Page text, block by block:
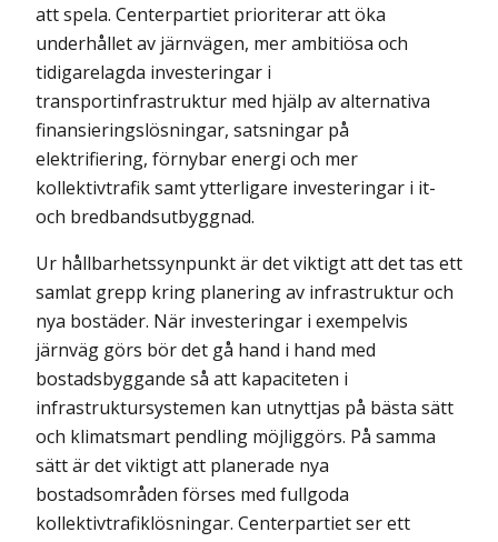
att spela. Center­partiet prioriterar att öka
underhållet av järnvägen, mer ambitiösa och
tidigarelagda investeringar i
transportinfrastruktur med hjälp av alternativa
finansieringslösningar, satsningar på
elektrifiering, förnybar energi och mer
kollektivtrafik samt ytterligare investeringar i it-
och bredbandsutbyggnad.
Ur hållbarhetssynpunkt är det viktigt att det tas ett
samlat grepp kring planering av infrastruktur och
nya bostäder. När investeringar i exempelvis
järnväg görs bör det gå hand i hand med
bostadsbyggande så att kapaciteten i
infrastruktursystemen kan ut­nyttjas på bästa sätt
och klimatsmart pendling möjliggörs. På samma
sätt är det viktigt att planerade nya
bostadsområden förses med fullgoda
kollektivtrafiklösningar. Center­partiet ser ett